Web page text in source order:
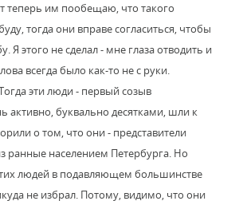
теперь им пообещаю, что такого
тогда они вправе согласиться, чтобы
Я этого не сделал - мне глаза отводить и
всегда было как-то не с руки.
эти люди - первый созыв
активно, буквально десятками, шли к
о том, что они - представители
ранные населением Петербурга. Но
людей в подавляющем большинстве
не избрал. Потому, видимо, что они